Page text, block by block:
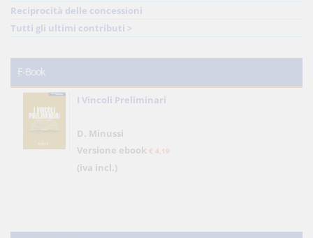
Reciprocità delle concessioni
Tutti gli ultimi contributi >
E-Book
I Vincoli Preliminari
D. Minussi
Versione ebook € 4,19
(iva incl.)